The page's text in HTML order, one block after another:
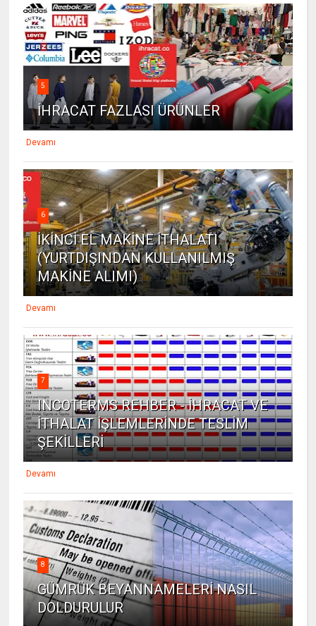
5
İHRACAT FAZLASI ÜRÜNLER
Devamı
6
İKİNCİ EL MAKİNE İTHALATI
(YURTDIŞINDAN KULLANILMIŞ
MAKİNE ALIMI)
Devamı
7
INCOTERMS REHBER - İHRACAT VE
İTHALAT İŞLEMLERİNDE TESLİM
ŞEKİLLERİ
Devamı
8
GÜMRÜK BEYANNAMELERİ NASIL
DOLDURULUR